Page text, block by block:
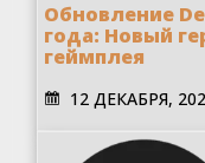
Обновление
года: Новый
геймплея
12 ДЕКАБРЯ,